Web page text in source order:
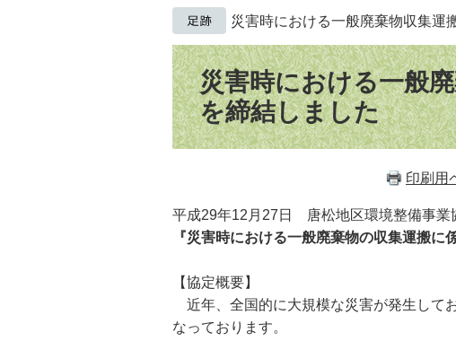
災害時における一般廃棄物収集運
本
文
災害時における一般
を締結しました
印刷用
平成29年12月27日 唐松地区環境整備事業
『災害時における一般廃棄物の収集運搬に
【協定概要】
近年、全国的に大規模な災害が発生して
なっております。